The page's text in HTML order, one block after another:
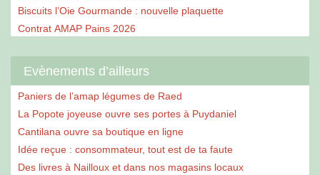
Biscuits l’Oie Gourmande : nouvelle plaquette
Contrat AMAP Pains 2026
Evènements d’ailleurs
Paniers de l’amap légumes de Raed
La Popote joyeuse ouvre ses portes à Puydaniel
Cantilana ouvre sa boutique en ligne
Idée reçue : consommateur, tout est de ta faute
Des livres à Nailloux et dans nos magasins locaux